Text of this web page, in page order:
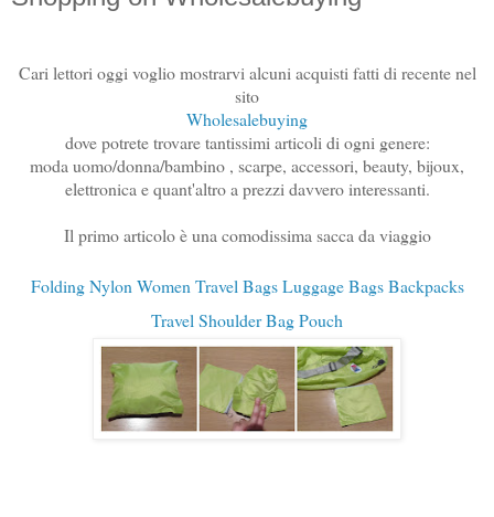
Cari lettori oggi voglio mostrarvi alcuni acquisti fatti di recente nel
sito
Wholesalebuying
dove potrete trovare tantissimi articoli di ogni genere:
moda uomo/donna/bambino , scarpe, accessori, beauty, bijoux,
elettronica e quant'altro a prezzi davvero interessanti.
Il primo articolo è una comodissima sacca da viaggio
Folding Nylon Women Travel Bags Luggage Bags Backpacks
Travel Shoulder Bag Pouch